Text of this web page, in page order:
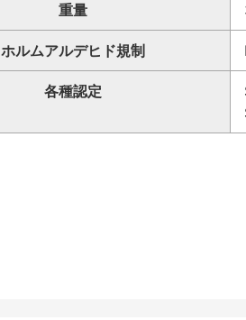
重量
ホルムアルデヒド規制
各種認定